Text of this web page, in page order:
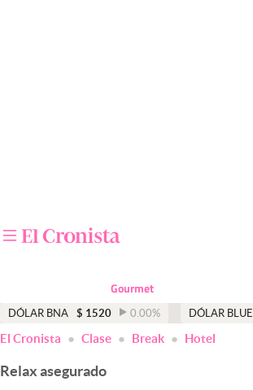
Otras secciones
Apertura
Infotechnology
Gourmet
DÓLAR BNA $ 1520 0.00% DÓLAR BLUE
El Cronista Clase Break Hotel
Relax asegurado